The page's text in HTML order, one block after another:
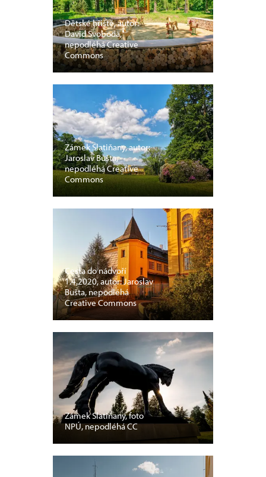
Dětské hřiště, autor:
David Svoboda,
nepodléhá Creative
Commons
Zámek Slatiňany, autor:
Jaroslav Bušta,
nepodléhá Creative
Commons
Cesta do nádvoří
1.4.2020, autor: Jaroslav
Bušta, nepodléhá
Creative Commons
Zámek Slatiňany, foto
NPÚ, nepodléhá CC